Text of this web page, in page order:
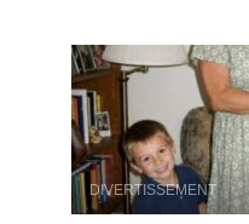
DIVERTISSEMENT